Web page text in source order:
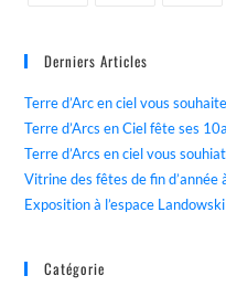
Derniers Articles
Terre d’Arc en ciel vous
Terre d’Arcs en Ciel fête ses
Terre d’Arcs en ciel vous
Vitrine des fêtes de fin d’année
Exposition à l’espace Landowski
Catégorie